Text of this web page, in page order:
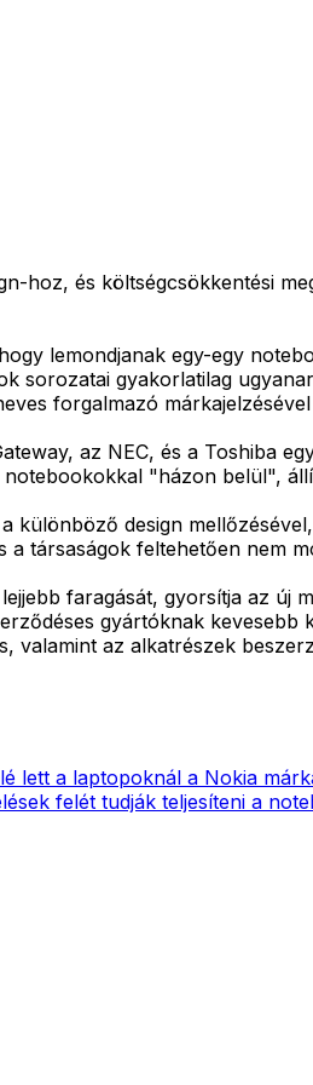
hoz, és költségcsökkentési
lemondjanak egy-egy
gyakorlatilag
forgalmazó
az NEC, és a Toshiba
"házon belül",
különböző design
társaságok feltehetően nem
faragását, gyorsítja az új
gyártóknak
valamint az alkatrészek
lett a laptopoknál a Nokia
felét tudják teljesíteni a